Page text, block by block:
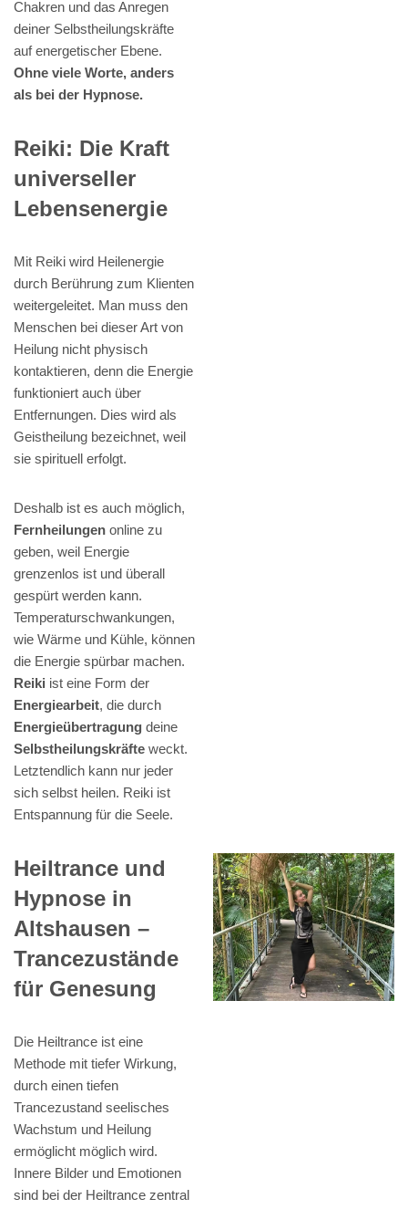
Chakren und das Anregen
deiner Selbstheilungskräfte
auf energetischer Ebene.
Ohne viele Worte, anders
als bei der Hypnose.
Reiki: Die Kraft
universeller
Lebensenergie
Mit Reiki wird Heilenergie
durch Berührung zum Klienten
weitergeleitet. Man muss den
Menschen bei dieser Art von
Heilung nicht physisch
kontaktieren, denn die Energie
funktioniert auch über
Entfernungen. Dies wird als
Geistheilung bezeichnet, weil
sie spirituell erfolgt.
Deshalb ist es auch möglich,
Fernheilungen online zu
geben, weil Energie
grenzenlos ist und überall
gespürt werden kann.
Temperaturschwankungen,
wie Wärme und Kühle, können
die Energie spürbar machen.
Reiki ist eine Form der
Energiearbeit, die durch
Energieübertragung deine
Selbstheilungskräfte weckt.
Letztendlich kann nur jeder
sich selbst heilen. Reiki ist
Entspannung für die Seele.
Heiltrance und
Hypnose in
Altshausen –
Trancezustände
für Genesung
Die Heiltrance ist eine
Methode mit tiefer Wirkung,
durch einen tiefen
Trancezustand seelisches
Wachstum und Heilung
ermöglicht möglich wird.
Innere Bilder und Emotionen
sind bei der Heiltrance zentral